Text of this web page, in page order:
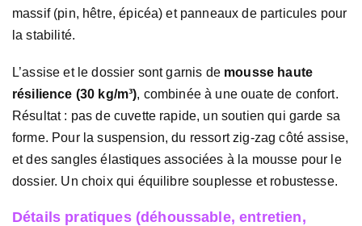
massif (pin, hêtre, épicéa) et panneaux de particules pour
la stabilité.
L’assise et le dossier sont garnis de mousse haute
résilience (30 kg/m³), combinée à une ouate de confort.
Résultat : pas de cuvette rapide, un soutien qui garde sa
forme. Pour la suspension, du ressort zig-zag côté assise,
et des sangles élastiques associées à la mousse pour le
dossier. Un choix qui équilibre souplesse et robustesse.
Détails pratiques (déhoussable, entretien,